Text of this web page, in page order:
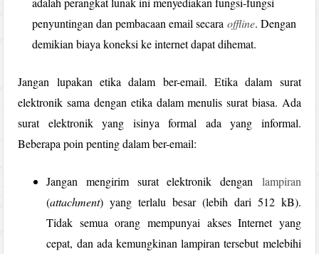
penyuntingan dan pembacaan email secaraoffline. Dengan
demikian biaya koneksi ke internet dapat dihemat.
Jangan lupakan etika dalam ber-email. Etika dalam surat
elektronik sama dengan etika dalam menulis surat biasa. Ada
surat elektronik yang isinya formal ada yang informal.
Beberapa poin penting dalam ber-email:
Jangan mengirim surat elektronik dengan lampiran
(attachment) yang terlalu besar (lebih dari 512 kB).
Tidak semua orang mempunyai akses Internet yang
cepat, dan ada kemungkinan lampiran tersebut melebihi